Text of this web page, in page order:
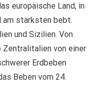
europäische Land, in
am stärksten bebt.
und Sizilien. Von
von einer
Erdbeben
Beben vom 24.